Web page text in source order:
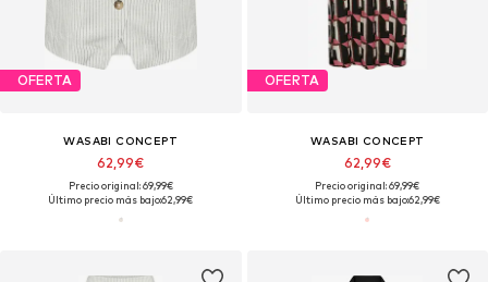
OFERTA
WASABI CONCEPT
62,99€
Precio original: 69,99€
Último precio más bajo:62,99€
OFERTA
WASABI CONCEPT
62,99€
Precio original: 69,99€
Último precio más bajo:62,99€